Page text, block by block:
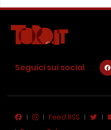
Seguici sui social
Feed RSS